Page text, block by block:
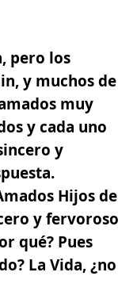
pero los
y muchos de
muy
y cada uno
y
Hijos de
y fervoroso
qué? Pues
La Vida, ¿no